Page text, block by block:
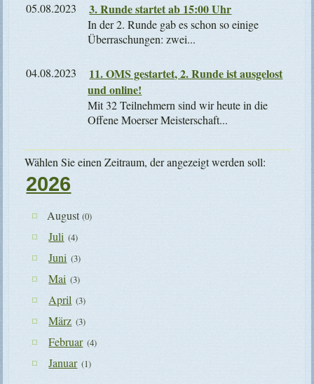
05.08.2023 3. Runde startet ab 15:00 Uhr
In der 2. Runde gab es schon so einige
Überraschungen: zwei...
04.08.2023
11. OMS gestartet, 2. Runde ist ausgelost
und online!
Mit 32 Teilnehmern sind wir heute in die
Offene Moerser Meisterschaft...
Wählen Sie einen Zeitraum, der angezeigt werden soll:
2026
August(0)
Juli (4)
Juni (3)
Mai (3)
April (3)
März (3)
Februar (4)
Januar (1)